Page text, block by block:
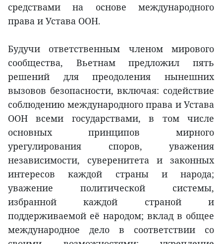
средствами на основе международного
права и Устава ООН.
Будучи ответственным членом мирового
сообщества, Вьетнам предложил пять
решений для преодоления нынешних
вызовов безопасности, включая: содействие
соблюдению международного права и Устава
ООН всеми государствами, в том числе
основных принципов мирного
урегулирования споров, уважения
независимости, суверенитета и законных
интересов каждой страны и народа;
уважение политической системы,
избранной каждой страной и
поддерживаемой её народом; вклад в общее
международное дело в соответствии со